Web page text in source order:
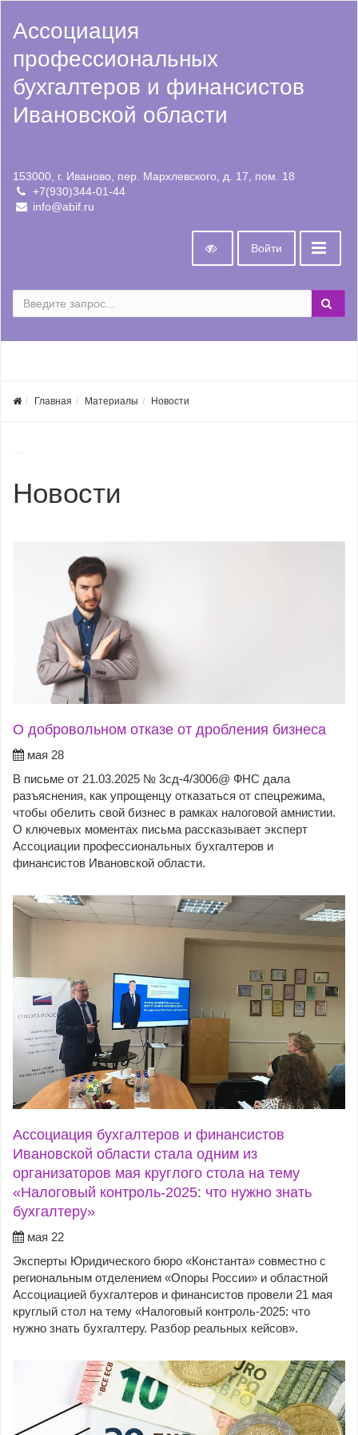
Ассоциация
профессиональных
бухгалтеров и финансистов
Ивановской области
153000, г. Иваново, пер. Мархлевского, д. 17, пом. 18
+7(930)344-01-44
info@abif.ru
Войти
Главная Материалы Новости
Новости
О добровольном отказе от дробления бизнеса
мая 28
В письме от 21.03.2025 № 3сд-4/3006@ ФНС дала
разъяснения, как упрощенцу отказаться от спецрежима,
чтобы обелить свой бизнес в рамках налоговой амнистии.
О ключевых моментах письма рассказывает эксперт
Ассоциации профессиональных бухгалтеров и
финансистов Ивановской области.
Ассоциация бухгалтеров и финансистов
Ивановской области стала одним из
организаторов мая круглого стола на тему
«Налоговый контроль-2025: что нужно знать
бухгалтеру»
мая 22
Эксперты Юридического бюро «Константа» совместно с
региональным отделением «Опоры России» и областной
Ассоциацией бухгалтеров и финансистов провели 21 мая
круглый стол на тему «Налоговый контроль-2025: что
нужно знать бухгалтеру. Разбор реальных кейсов».